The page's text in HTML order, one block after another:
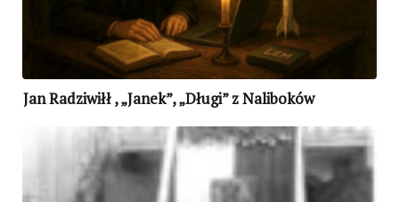
Jan Radziwiłł , „Janek”, „Długi” z Naliboków